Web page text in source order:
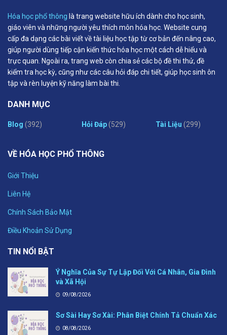
Hóa học phổ thông là trang website hữu ích dành cho học sinh,
giáo viên và những người yêu thích môn hóa học. Website cung
cấp đa dạng các bài viết về tài liệu học tập từ cơ bản đến nâng cao,
giúp người dùng tiếp cận kiến thức hóa học một cách dễ hiểu và
trực quan. Ngoài ra, trang web còn chia sẻ các bộ đề thi thử, đề
kiểm tra học kỳ, cũng như các câu hỏi đáp chi tiết, giúp học sinh ôn
tập và rèn luyện kỹ năng làm bài thi.
DANH MỤC
Blog (392) Hỏi Đáp(529) Tài Liệu (299)
VỀ HÓA HỌC PHỔ THÔNG
Giới Thiệu
Liên Hệ
Chính Sách Bảo Mật
Điều Khoản Sử Dụng
TIN NỔI BẬT
Ý Nghĩa Của Sự Tự Lập Đối Với Cá Nhân, Gia Đình
và Xã Hội
09/08/2026
Sơ Sài Hay Sơ Xài: Phân Biệt Chính Tả Chuẩn Xác
08/08/2026